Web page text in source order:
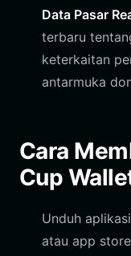
Data Pasar
terbaru
keterkaitan
antarmuka
Cara
Cup
Unduh
atau app